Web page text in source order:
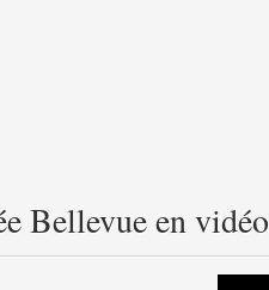
Bellevue en vidéo